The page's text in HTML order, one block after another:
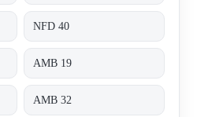
NFD 40
AMB 19
AMB 32